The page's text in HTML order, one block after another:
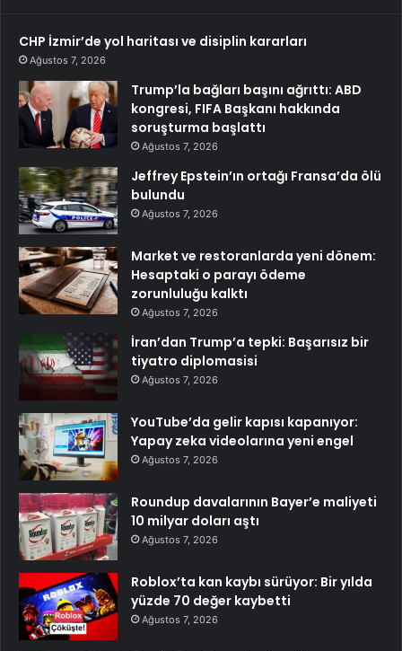
CHP İzmir’de yol haritası ve disiplin kararları
Ağustos 7, 2026
Trump’la bağları başını ağrıttı: ABD
kongresi, FIFA Başkanı hakkında
soruşturma başlattı
Ağustos 7, 2026
Jeffrey Epstein’ın ortağı Fransa’da ölü
bulundu
Ağustos 7, 2026
Market ve restoranlarda yeni dönem:
Hesaptaki o parayı ödeme
zorunluluğu kalktı
Ağustos 7, 2026
İran’dan Trump’a tepki: Başarısız bir
tiyatro diplomasisi
Ağustos 7, 2026
YouTube’da gelir kapısı kapanıyor:
Yapay zeka videolarına yeni engel
Ağustos 7, 2026
Roundup davalarının Bayer’e maliyeti
10 milyar doları aştı
Ağustos 7, 2026
Roblox’ta kan kaybı sürüyor: Bir yılda
yüzde 70 değer kaybetti
Ağustos 7, 2026